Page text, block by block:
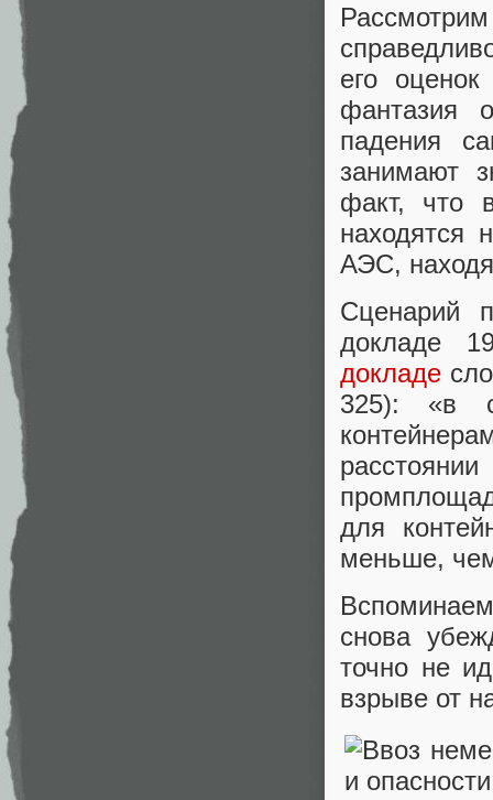
его
фантазия
падения
занимают
факт, что
находятся
АЭС,
Сценарий
докладе
докладе
325): «в
для
меньше,
снова
точно не
взрыве от